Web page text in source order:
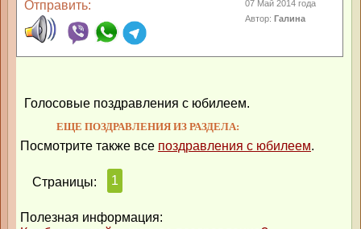
Отправить:
07 Май 2014 года
Автор:Галина
Голосовые поздравления с юбилеем.
ЕЩЕ ПОЗДРАВЛЕНИЯ ИЗ РАЗДЕЛА:
Посмотрите также все поздравления с юбилеем.
Страницы: 1
Полезная информация: